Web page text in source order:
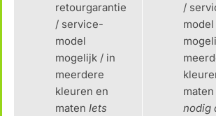
retourgarantie
/ service-
model
mogelijk / in
meerdere
kleuren en
maten Iets
/
model
nodig